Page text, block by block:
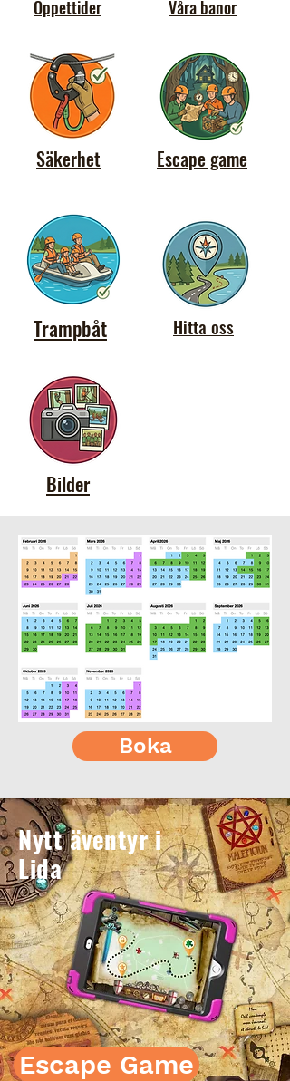
Öppettider
Säkerhet
Trampbåt
Våra banor
Escape game
Hitta oss
Bilder
Boka
Nytt äventyr i
Lida
Escape Game